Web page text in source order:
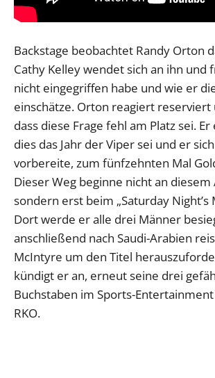
Backstage beobachtet Randy Orton
Cathy Kelley wendet sich an ihn und
nicht eingegriffen habe und wie er
einschätze. Orton reagiert
dass diese Frage fehl am Platz sei.
dies das Jahr der Viper sei und er
vorbereite, zum fünfzehnten Mal
Dieser Weg beginne nicht an diesem
sondern erst beim „Saturday Night’s
Dort werde er alle drei Männer
anschließend nach Saudi-Arabien
McIntyre um den Titel
kündigt er an, erneut seine drei
Buchstaben im Sports-
RKO.